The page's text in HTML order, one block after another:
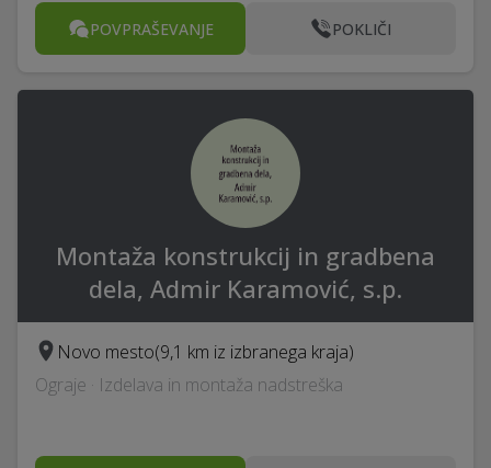
POVPRAŠEVANJE POKLIČI
Montaža konstrukcij in gradbena
dela, Admir Karamović, s.p.
Novo mesto(9,1 km iz izbranega kraja)
Ograje · Izdelava in montaža nadstreška